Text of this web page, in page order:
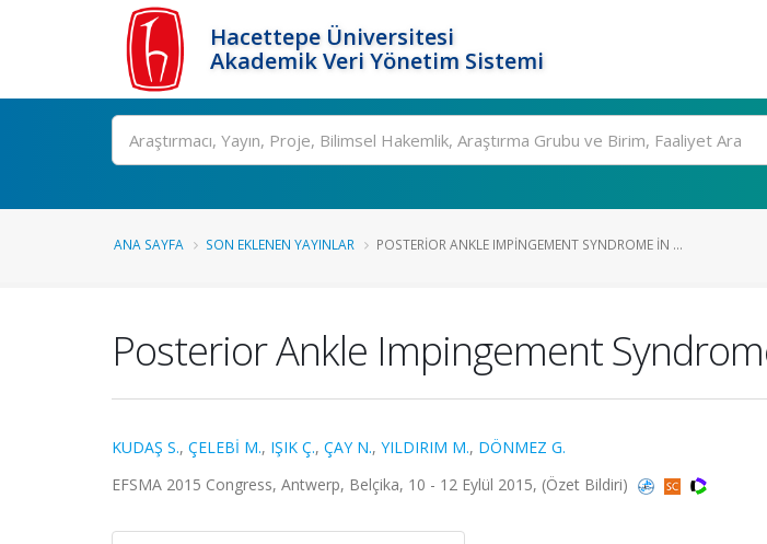
Hacettepe Üniversitesi
Akademik Veri Yönetim Sistemi
Ara
ANA SAYFA SON EKLENEN YAYINLAR POSTERIOR ANKLE IMPINGEMENT SYNDROME IN ...
Posterior Ankle Impingement
KUDAŞ S., ÇELEBİ M., IŞIK Ç., ÇAY N., YILDIRIM M., DÖNMEZ G.
EFSMA 2015 Congress, Antwerp, Belçika, 10 - 12 Eylül 2015, (Özet Bildiri)